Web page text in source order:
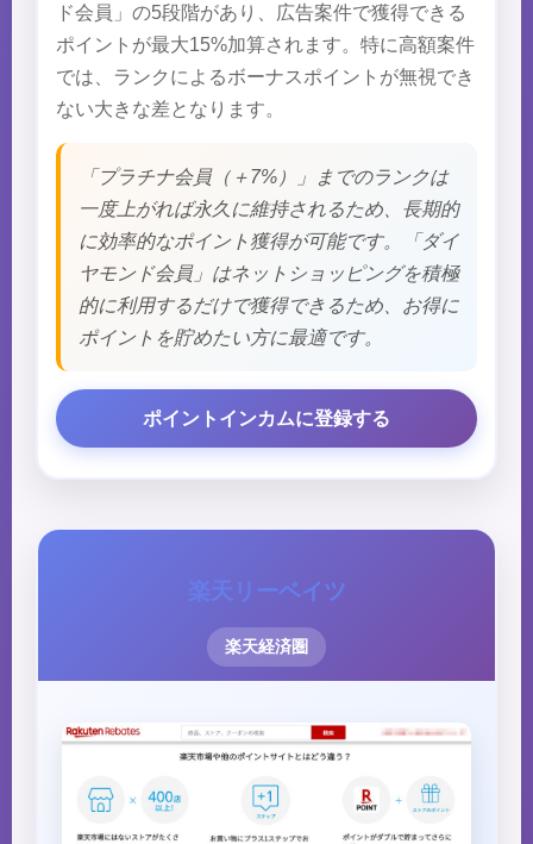
ド会員」の5段階があり、広告案件で獲得できる
ポイントが最大15%加算されます。特に高額案件
では、ランクによるボーナスポイントが無視でき
ない大きな差となります。
「プラチナ会員（＋7%）」までのランクは
一度上がれば永久に維持されるため、長期的
に効率的なポイント獲得が可能です。「ダイ
ヤモンド会員」はネットショッピングを積極
的に利用するだけで獲得できるため、お得に
ポイントを貯めたい方に最適です。
ポイントインカムに登録する
楽天リーベイツ
楽天経済圏